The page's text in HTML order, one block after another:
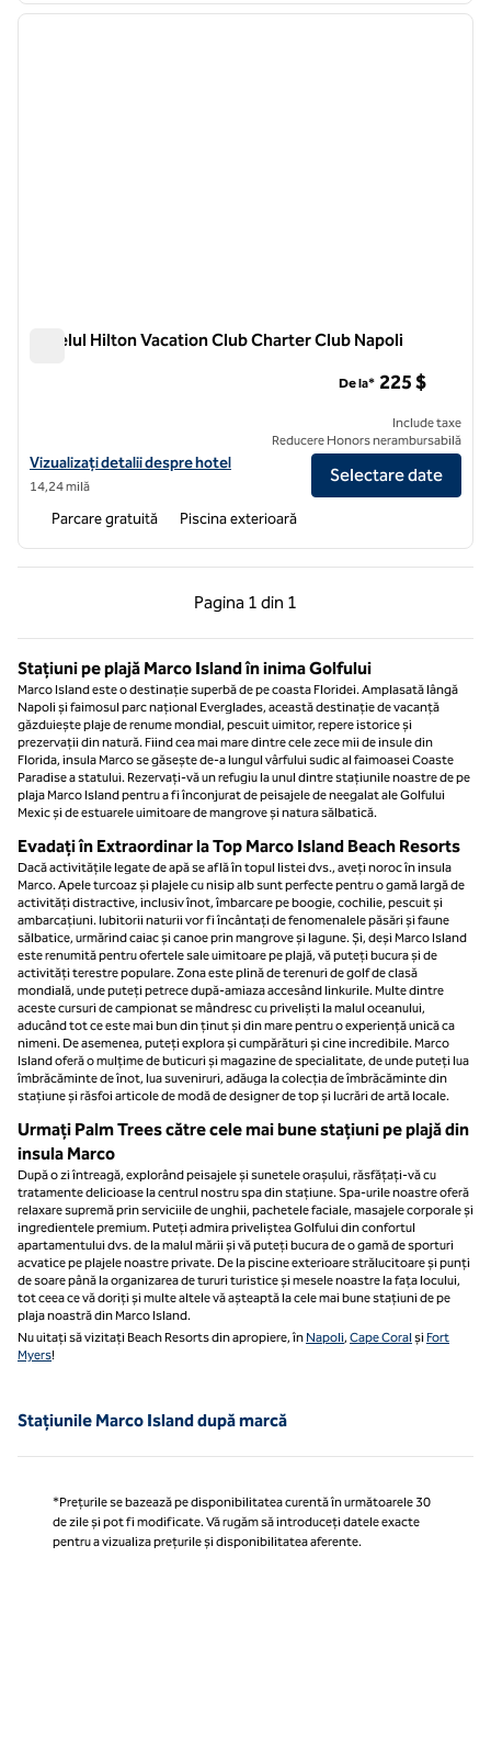
1 din 12
Hotelul Hilton Vacation Club Charter Club Napoli
Vizualizați detaliile hotelului pentru Hilton Vacation Club Charter
Vizualizați detalii despre hotel
14,24 milă
De la* 225 $
Include taxe
Reducere Honors nerambursabilă
Selectare date
Parcare gratuită Piscina exterioară
Pagina 1 din 1
Pagina anterioară, 1 din 1
Pagina 1 din 1
Stațiuni pe plajă Marco Island în inima Golfului
Marco Island este o destinație superbă de pe coasta Floridei. Amplasată lângă
Napoli și faimosul parc național Everglades, această destinație de vacanță
găzduiește plaje de renume mondial, pescuit uimitor, repere istorice și
prezervații din natură. Fiind cea mai mare dintre cele zece mii de insule din
Florida, insula Marco se găsește de-a lungul vârfului sudic al faimoasei Coaste
Paradise a statului. Rezervați-vă un refugiu la unul dintre stațiunile noastre de pe
plaja Marco Island pentru a fi înconjurat de peisajele de neegalat ale Golfului
Mexic și de estuarele uimitoare de mangrove și natura sălbatică.
Evadați în Extraordinar la Top Marco Island Beach Resorts
Dacă activitățile legate de apă se află în topul listei dvs., aveți noroc în insula
Marco. Apele turcoaz și plajele cu nisip alb sunt perfecte pentru o gamă largă de
activități distractive, inclusiv înot, îmbarcare pe boogie, cochilie, pescuit și
ambarcațiuni. Iubitorii naturii vor fi încântați de fenomenalele păsări și faune
sălbatice, urmărind caiac și canoe prin mangrove și lagune. Și, deși Marco Island
este renumită pentru ofertele sale uimitoare pe plajă, vă puteți bucura și de
activități terestre populare. Zona este plină de terenuri de golf de clasă
mondială, unde puteți petrece după-amiaza accesând linkurile. Multe dintre
aceste cursuri de campionat se mândresc cu priveliști la malul oceanului,
aducând tot ce este mai bun din ținut și din mare pentru o experiență unică ca
nimeni. De asemenea, puteți explora și cumpărături și cine incredibile. Marco
Island oferă o mulțime de buticuri și magazine de specialitate, de unde puteți lua
îmbrăcăminte de înot, lua suveniruri, adăuga la colecția de îmbrăcăminte din
stațiune și răsfoi articole de modă de designer de top și lucrări de artă locale.
Urmați Palm Trees către cele mai bune stațiuni pe plajă din
insula Marco
După o zi întreagă, explorând peisajele și sunetele orașului, răsfățați-vă cu
tratamente delicioase la centrul nostru spa din stațiune. Spa-urile noastre oferă
relaxare supremă prin serviciile de unghii, pachetele faciale, masajele corporale și
ingredientele premium. Puteți admira priveliștea Golfului din confortul
apartamentului dvs. de la malul mării și vă puteți bucura de o gamă de sporturi
acvatice pe plajele noastre private. De la piscine exterioare strălucitoare și punți
de soare până la organizarea de tururi turistice și mesele noastre la fața locului,
tot ceea ce vă doriți și multe altele vă așteaptă la cele mai bune stațiuni de pe
plaja noastră din Marco Island.
Nu uitați să vizitați Beach Resorts din apropiere, în Napoli, Cape CoralșiFort
Myers!
Stațiunile Marco Island după marcă
*Prețurile se bazează pe disponibilitatea curentă în următoarele 30
de zile și pot fi modificate. Vă rugăm să introduceți datele exacte
pentru a vizualiza prețurile și disponibilitatea aferente.